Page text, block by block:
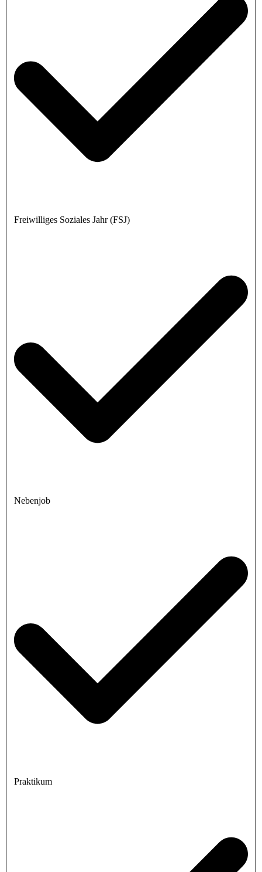
Freiwilliges Soziales Jahr (FSJ)
Nebenjob
Praktikum